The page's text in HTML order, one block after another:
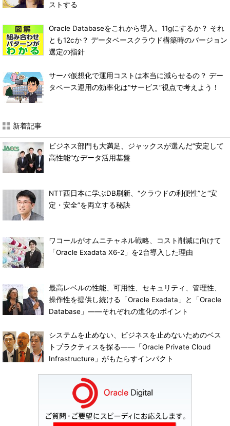
ストする
Oracle Databaseをこれから導入。11gにするか？ それ
とも12cか？ データベースクラウド構築時のバージョン
選定の指針
サーバ仮想化で運用コストは本当に減らせるの？ デー
タベース運用の効率化は“サービス”視点で考えよう！
新着記事
ビジネス部門も大満足、ジャックスが選んだ“安定して
高性能”なデータ活用基盤
NTT西日本に学ぶDB刷新、“クラウドの利便性”と“安
定・安全”を両立する秘訣
ワコールがオムニチャネル戦略、コスト削減に向けて
「Oracle Exadata X6-2」を2台導入した理由
最高レベルの性能、可用性、セキュリティ、管理性、
操作性を提供し続ける「Oracle Exadata」と「Oracle
Database」――それぞれの進化のポイント
システムを止めない、ビジネスを止めないためのベス
トプラクティスを探る――「Oracle Private Cloud
Infrastructure」がもたらすインパクト